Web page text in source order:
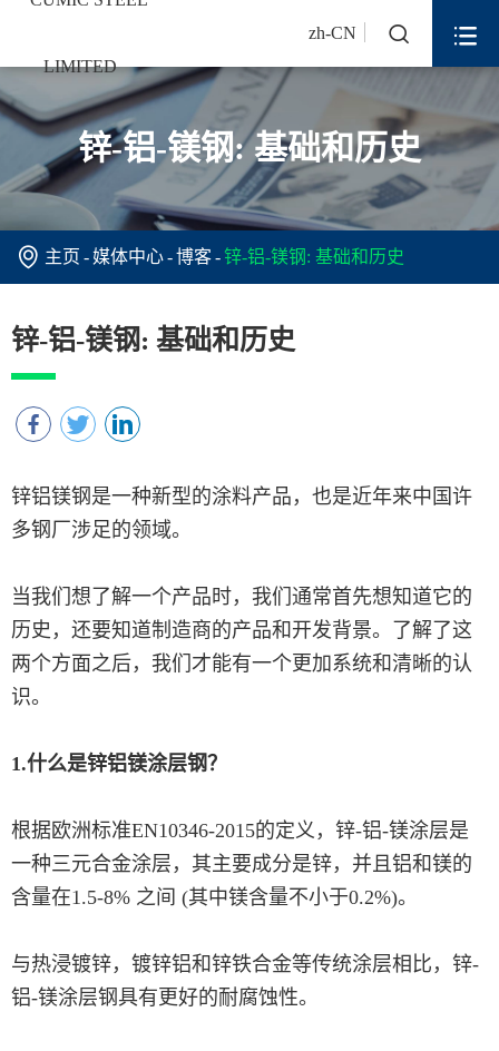
zh-CN  
锌-铝-镁钢: 基础和历史
 主页 媒体中心 博客 锌-铝-镁钢: 基础和历史
锌-铝-镁钢: 基础和历史
锌铝镁钢是一种新型的涂料产品，也是近年来中国许
多钢厂涉足的领域。
当我们想了解一个产品时，我们通常首先想知道它的
历史，还要知道制造商的产品和开发背景。了解了这
两个方面之后，我们才能有一个更加系统和清晰的认
识。
1.什么是锌铝镁涂层钢？
根据欧洲标准EN10346-2015的定义，锌-铝-镁涂层是
一种三元合金涂层，其主要成分是锌，并且铝和镁的
含量在1.5-8% 之间 (其中镁含量不小于0.2%)。
与热浸镀锌，镀锌铝和锌铁合金等传统涂层相比，锌-
铝-镁涂层钢具有更好的耐腐蚀性。